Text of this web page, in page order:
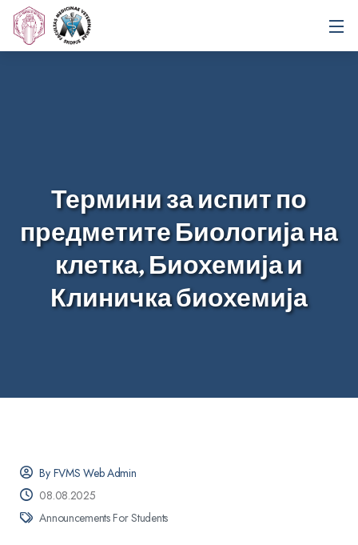
Термини за испит по
предметите Биологија на
клетка, Биохемија и
Клиничка биохемија
By FVMS Web Admin
08.08.2025
Announcements For Students